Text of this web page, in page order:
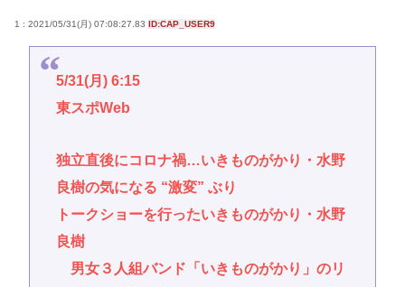
1 : 2021/05/31(月) 07:08:27.83 ID:CAP_USER9
5/31(月) 6:15
東スポWeb
独立直後にコロナ禍…いきものがかり・水野
良樹の気になる “激変” ぶり
トークショーを行ったいきものがかり・水野
良樹
男女３人組バンド「いきものがかり」のリ